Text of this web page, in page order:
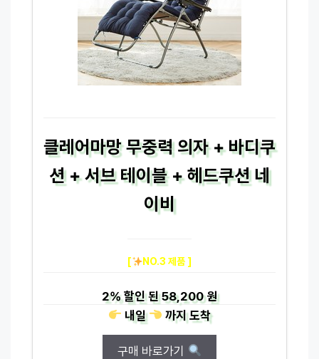
클레어마망 무중력 의자 + 바디쿠
션 + 서브 테이블 + 헤드쿠션 네
이비
[ NO.3 제품 ]
2%할인 된58,200 원
내일
까지도착
구매 바로가기